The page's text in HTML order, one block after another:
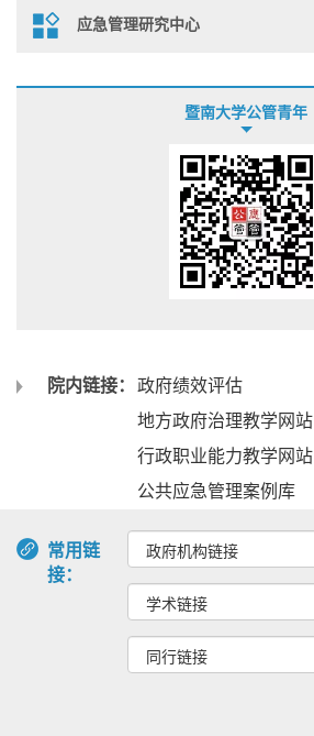
应急管理研究中心
暨南大学公管青年
院内链接：
政府绩效评估
地方政府治理教学网站
行政职业能力教学网站
公共应急管理案例库
常用链
接：